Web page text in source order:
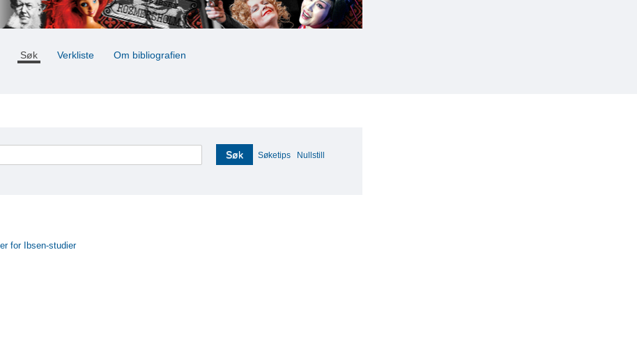
Søk Verkliste Om bibliografien
Søk Søketips Nullstill
for Ibsen-studier